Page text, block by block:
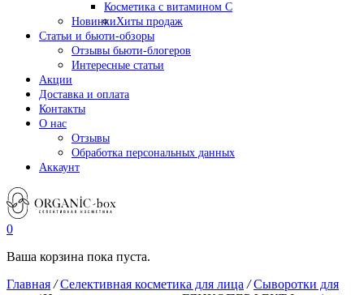
Косметика с витамином С
НовинкиХиты продаж
Статьи и бьюти-обзоры
Отзывы бьюти-блогеров
Интересные статьи
Акции
Доставка и оплата
Контакты
О нас
Отзывы
Обработка персональных данных
Аккаунт
0
Ваша корзина пока пуста.
Главная /Селективная косметика для лица /Сыворотки для